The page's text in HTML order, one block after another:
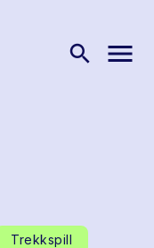
search menu
Trekkspill